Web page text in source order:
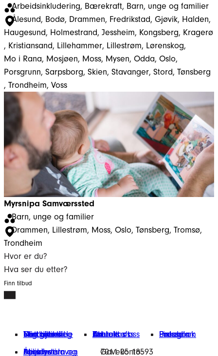
Arbeidsinkludering, Bærekraft, Barn, unge og familier
Ålesund, Bodø, Drammen, Fredrikstad, Gjøvik, Halden,
Haugesund, Holmestrand, Jessheim, Kongsberg, Kragerø
, Kristiansand, Lillehammer, Lillestrøm, Lørenskog,
Mo i Rana, Mosjøen, Moss, Mysen, Odda, Oslo,
Porsgrunn, Sarpsborg, Skien, Stavanger, Stord, Tønsberg
, Trondheim, Voss
Myrsnipa Samværssted
Barn, unge og familier
Drammen, Lillestrøm, Moss, Oslo, Tønsberg, Tromsø,
Trondheim
Hvor er du?
Hva ser du etter?
Finn tilbud
Miljøfyrtårn
Åpenhetsloven
Personvern og cookies Gavekonto:
7011 05 18593
Finn tilbud
Vårt arbeid
Engasjer deg
Nettbutikk
Min giverside Om oss
Kontakt oss
Bærekraft
Aktuelt
Jobb hos oss Presse
Facebook
Instagram
LinkedIn